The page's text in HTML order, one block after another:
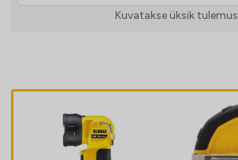
Kuvatakse üksik tulemus